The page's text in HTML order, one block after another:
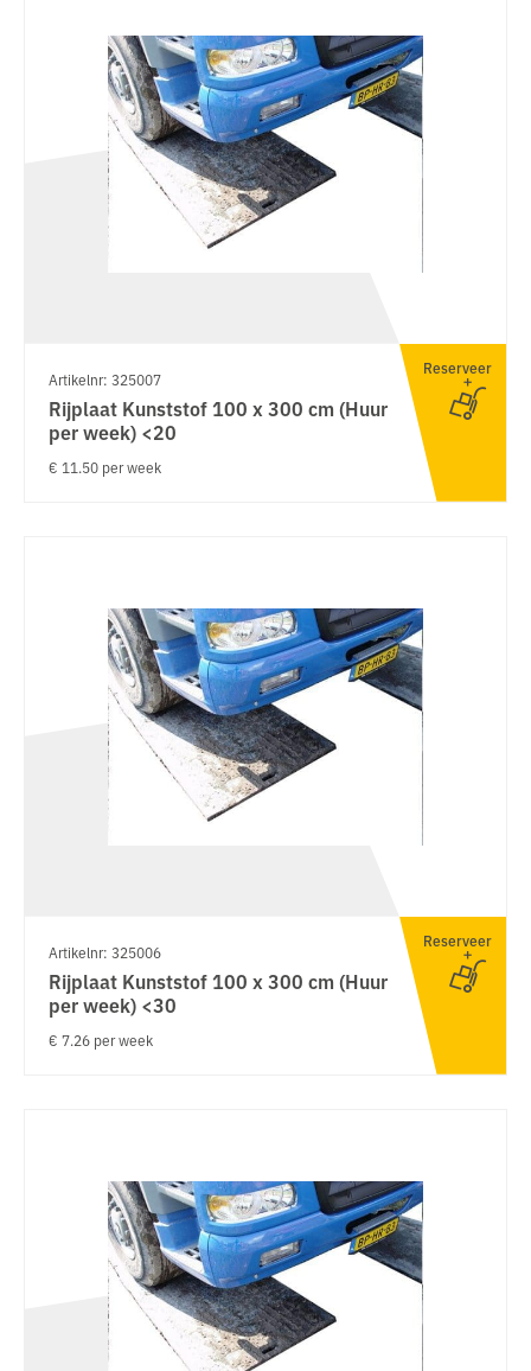
Artikelnr: 325007
Rijplaat Kunststof 100 x 300 cm (Huur
per week) <20
€ 11.50 per week
Reserveer
Artikelnr: 325006
Rijplaat Kunststof 100 x 300 cm (Huur
per week) <30
€ 7.26 per week
Reserveer